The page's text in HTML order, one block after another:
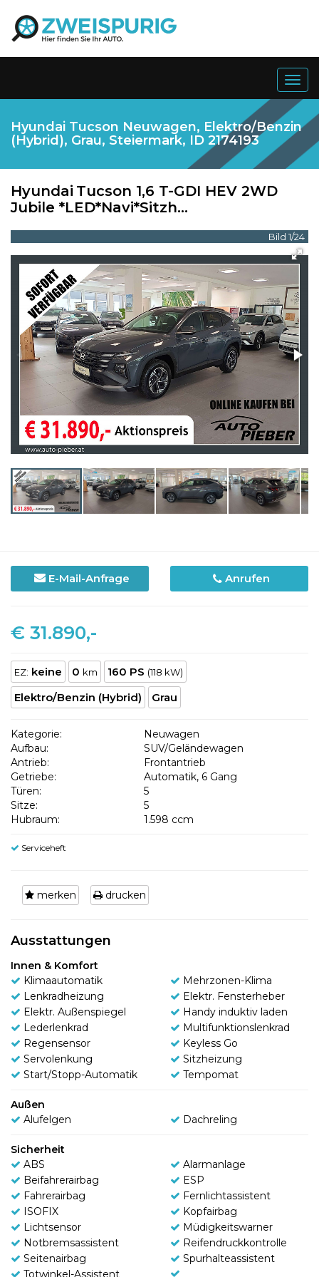
Hyundai Tucson Neuwagen, Elektro/Benzin
(Hybrid), Grau, Steiermark, ID 2174193
Hyundai Tucson 1,6 T-GDI HEV 2WD
Jubile *LED*Navi*Sitzh...
Bild 1/24
E-Mail-Anfrage Anrufen
€ 31.890,-
EZ: keine 0 km 160 PS (118 kW)
Elektro/Benzin (Hybrid) Grau
Kategorie:
Neuwagen
Aufbau:
SUV/Geländewagen
Antrieb:
Frontantrieb
Getriebe:
Automatik, 6 Gang
Türen:
5
Sitze:
5
Hubraum:
1.598 ccm
Serviceheft
merken drucken
Ausstattungen
Innen & Komfort
Klimaautomatik
Mehrzonen-Klima
Lenkradheizung
Elektr. Fensterheber
Elektr. Außenspiegel
Handy induktiv laden
Lederlenkrad
Multifunktionslenkrad
Regensensor
Keyless Go
Servolenkung
Sitzheizung
Start/Stopp-Automatik
Tempomat
Außen
Alufelgen
Dachreling
Sicherheit
ABS
Alarmanlage
Beifahrerairbag
ESP
Fahrerairbag
Fernlichtassistent
ISOFIX
Kopfairbag
Lichtsensor
Müdigkeitswarner
Notbremsassistent
Reifendruckkontrolle
Seitenairbag
Spurhalteassistent
Totwinkel-Assistent